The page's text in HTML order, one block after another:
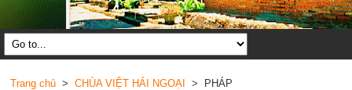
Trang chủ> CHÙA VIỆT HẢI NGOẠI > PHÁP